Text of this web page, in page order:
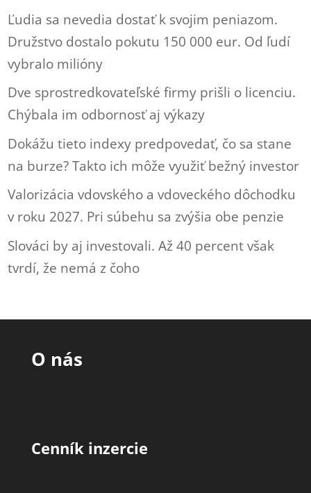
Ľudia sa nevedia dostať k svojim peniazom.
Družstvo dostalo pokutu 150 000 eur. Od ľudí
vybralo milióny
Dve sprostredkovateľské firmy prišli o licenciu.
Chýbala im odbornosť aj výkazy
Dokážu tieto indexy predpovedať, čo sa stane
na burze? Takto ich môže využiť bežný investor
Valorizácia vdovského a vdoveckého dôchodku
v roku 2027. Pri súbehu sa zvýšia obe penzie
Slováci by aj investovali. Až 40 percent však
tvrdí, že nemá z čoho
O nás
Cenník inzercie